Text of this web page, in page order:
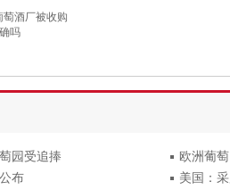
萄酒厂被收购
吗
园受追捧
欧洲葡
布
美国：